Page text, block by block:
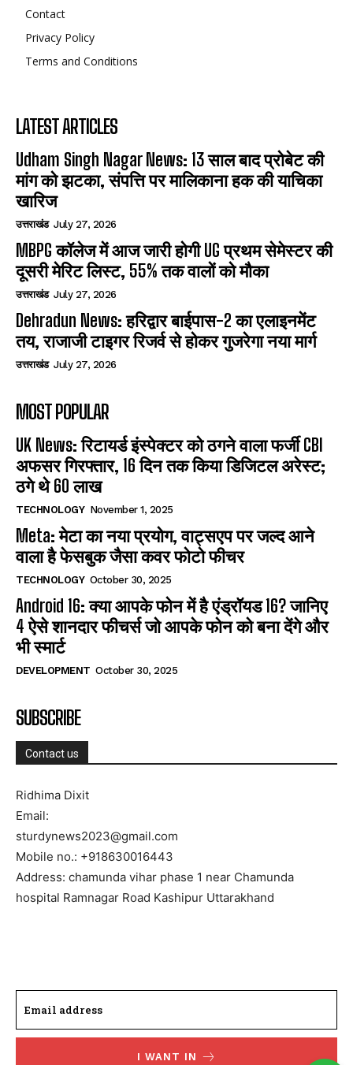
Contact
Privacy Policy
Terms and Conditions
LATEST ARTICLES
Udham Singh Nagar News: 13 साल बाद प्रोबेट की
मांग को झटका, संपत्ति पर मालिकाना हक की याचिका
खारिज
उत्तराखंड July 27, 2026
MBPG कॉलेज में आज जारी होगी UG प्रथम सेमेस्टर की
दूसरी मेरिट लिस्ट, 55% तक वालों को मौका
उत्तराखंड July 27, 2026
Dehradun News: हरिद्वार बाईपास-2 का एलाइनमेंट
तय, राजाजी टाइगर रिजर्व से होकर गुजरेगा नया मार्ग
उत्तराखंड July 27, 2026
MOST POPULAR
UK News: रिटायर्ड इंस्पेक्टर को ठगने वाला फर्जी CBI
अफसर गिरफ्तार, 16 दिन तक किया डिजिटल अरेस्ट;
ठगे थे 60 लाख
TECHNOLOGY November 1, 2025
Meta: मेटा का नया प्रयोग, वाट्सएप पर जल्द आने
वाला है फेसबुक जैसा कवर फोटो फीचर
TECHNOLOGY October 30, 2025
Android 16: क्या आपके फोन में है एंड्रॉयड 16? जानिए
4 ऐसे शानदार फीचर्स जो आपके फोन को बना देंगे और
भी स्मार्ट
DEVELOPMENT October 30, 2025
SUBSCRIBE
Contact us
Ridhima Dixit
Email:
sturdynews2023@gmail.com
Mobile no.: +918630016443
Address: chamunda vihar phase 1 near Chamunda
hospital Ramnagar Road Kashipur Uttarakhand
I WANT IN